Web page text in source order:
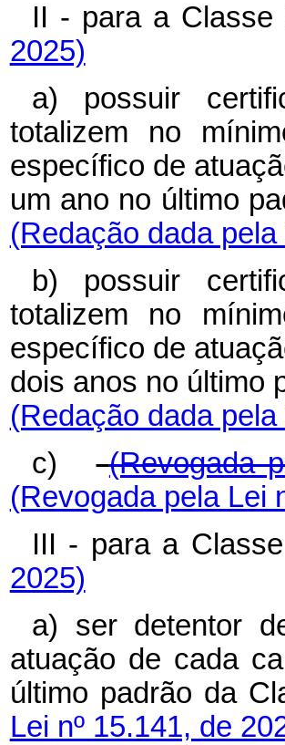
II - para a
2025)
a) possuir
totalizem no
específico de
um ano no último
(Redação dada
b) possuir
totalizem no
específico de
dois anos no
(Redação dada
c) (Revogada
(Revogada pela Lei
III - para a
2025)
a) ser detentor
atuação de cada
último padrão da
Lei nº 15.141, de